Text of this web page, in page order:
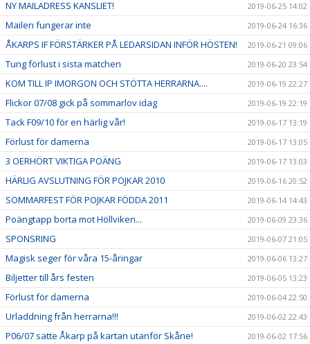
NY MAILADRESS KANSLIET! 2019-06-25 14:02
Mailen fungerar inte 2019-06-24 16:36
ÅKARPS IF FÖRSTÄRKER PÅ LEDARSIDAN INFÖR HÖSTEN! 2019-06-21 09:06
Tung förlust i sista matchen 2019-06-20 23:54
KOM TILL IP IMORGON OCH STÖTTA HERRARNA.... 2019-06-19 22:27
Flickor 07/08 gick på sommarlov idag 2019-06-19 22:19
Tack F09/10 för en härlig vår! 2019-06-17 13:19
Förlust för damerna 2019-06-17 13:05
3 OERHÖRT VIKTIGA POÄNG 2019-06-17 13:03
HÄRLIG AVSLUTNING FÖR POJKAR 2010 2019-06-16 20:52
SOMMARFEST FÖR POJKAR FÖDDA 2011 2019-06-14 14:43
Poängtapp borta mot Höllviken... 2019-06-09 23:36
SPONSRING 2019-06-07 21:05
Magisk seger för våra 15-åringar 2019-06-06 13:27
Biljetter till års festen 2019-06-05 13:23
Förlust för damerna 2019-06-04 22:50
Urladdning från herrarna!!! 2019-06-02 22:43
P06/07 satte Åkarp på kartan utanför Skåne! 2019-06-02 17:56